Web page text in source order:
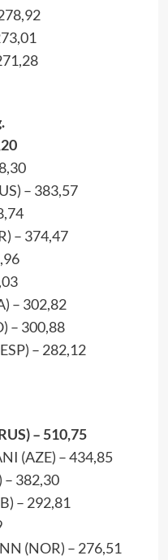
– 383,57
– 374,47
– 302,82
– 300,88
– 282,12
– 510,75
(AZE) – 434,85
– 382,30
– 292,81
(NOR) – 276,51